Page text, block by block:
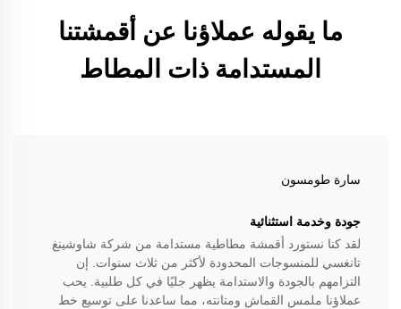
ما يقوله عملاؤنا عن أقمشتنا
المستدامة ذات المطاط
سارة طومسون
جودة وخدمة استثنائية
لقد كنا نستورد أقمشة مطاطية مستدامة من شركة شاوشينغ
تانغسي للمنسوجات المحدودة لأكثر من ثلاث سنوات. إن
التزامهم بالجودة والاستدامة يظهر جليًا في كل طلبية. يحب
عملاؤنا ملمس القماش ومتانته، مما ساعدنا على توسيع خط